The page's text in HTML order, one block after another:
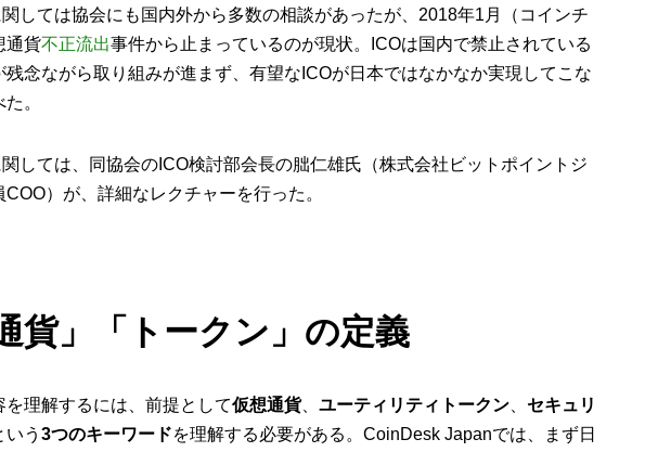
しては協会にも国内外から多数の相談があったが、2018年1月（コインチ
通貨不正流出事件から止まっているのが現状。ICOは国内で禁止されている
残念ながら取り組みが進まず、有望なICOが日本ではなかなか実現してこな
。
しては、同協会のICO検討部会長の朏仁雄氏（株式会社ビットポイントジ
）が、詳細なレクチャーを行った。
貨」「トークン」の定義
を理解するには、前提として仮想通貨、 ユーティリティトークン
セキュリ
いう 3つのキーワードを理解する必要がある。CoinDesk Japanでは、まず日